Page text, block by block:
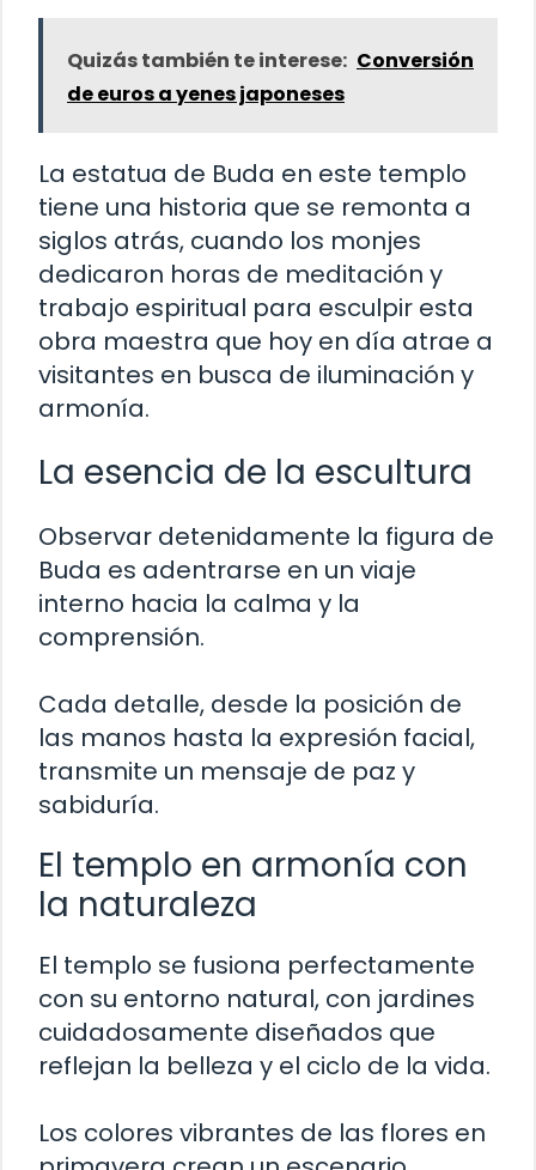
Quizás también te interese: Conversión
de euros a yenes japoneses
La estatua de Buda en este templo
tiene una historia que se remonta a
siglos atrás, cuando los monjes
dedicaron horas de meditación y
trabajo espiritual para esculpir esta
obra maestra que hoy en día atrae a
visitantes en busca de iluminación y
armonía.
La esencia de la escultura
Observar detenidamente la figura de
Buda es adentrarse en un viaje
interno hacia la calma y la
comprensión.
Cada detalle, desde la posición de
las manos hasta la expresión facial,
transmite un mensaje de paz y
sabiduría.
El templo en armonía con
la naturaleza
El templo se fusiona perfectamente
con su entorno natural, con jardines
cuidadosamente diseñados que
reflejan la belleza y el ciclo de la vida.
Los colores vibrantes de las flores en